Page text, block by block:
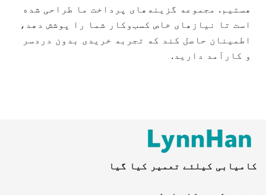
هستیم. مجموعه گزینه‌های پرداخت ما طراحی شده
است تا نیازهای خاص کسب‌وکار شما را پوشش دهد،
اطمینان حاصل کند که تجربه خریدی بدون دردسر
و کارآمد دارید.
کامیابی کیلئے تعمیر کیا گیا